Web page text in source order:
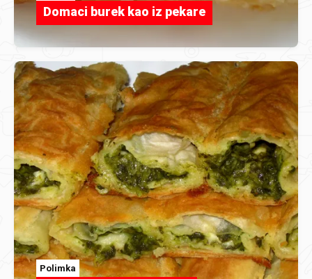
Domaci burek kao iz pekare
Polimka